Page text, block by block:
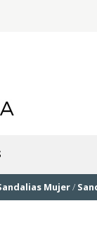
Mujer/